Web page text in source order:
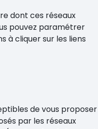
dont ces réseaux
pouvez paramétrer
à cliquer sur les liens
de vous proposer
par les réseaux